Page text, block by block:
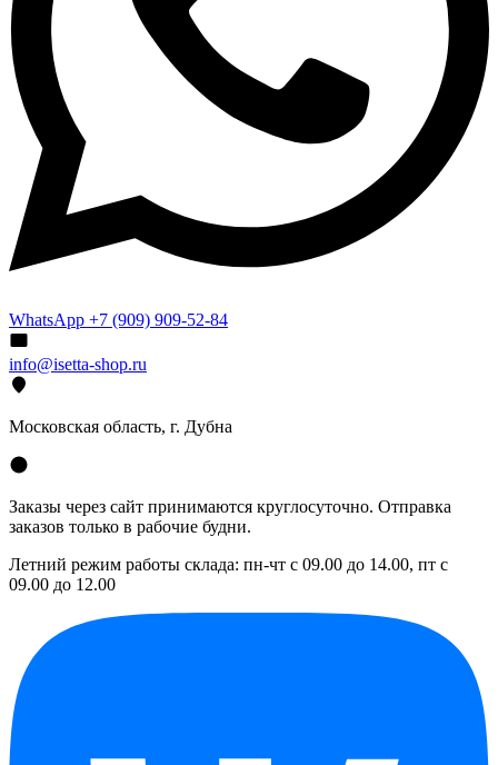
WhatsApp +7 (909) 909-52-84
info@isetta-shop.ru
Московская область, г. Дубна
Заказы через сайт принимаются круглосуточно. Отправка
заказов только в рабочие будни.
Летний режим работы склада: пн-чт с 09.00 до 14.00, пт с
09.00 до 12.00